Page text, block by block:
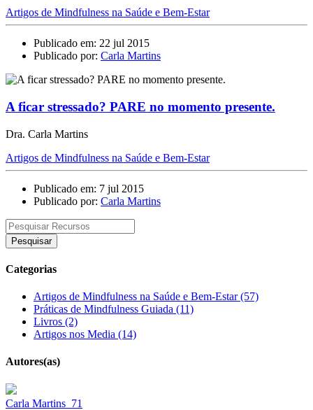
Artigos de Mindfulness na Saúde e Bem-Estar
Publicado em: 22 jul 2015
Publicado por: Carla Martins
A ficar stressado? PARE no momento presente.
Dra. Carla Martins
Artigos de Mindfulness na Saúde e Bem-Estar
Publicado em: 7 jul 2015
Publicado por: Carla Martins
Pesquisar
Categorias
Artigos de Mindfulness na Saúde e Bem-Estar (57)
Práticas de Mindfulness Guiada (11)
Livros (2)
Artigos nos Media (14)
Autores(as)
Carla Martins 71